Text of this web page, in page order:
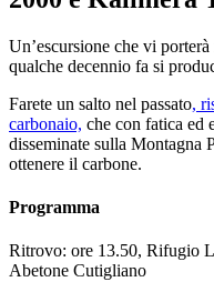
Un’escursione che vi
qualche decennio fa si
Farete un salto nel passato,
carbonaio, che con fatica ed
disseminate sulla Montagna
ottenere il carbone.
Programma
Ritrovo: ore 13.50, Rifugio
Abetone Cutigliano